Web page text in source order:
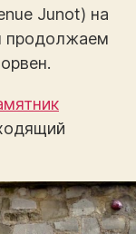
Junot) на
продолжаем